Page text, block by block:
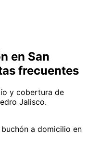
en San
frecuentes
y cobertura de
Jalisco.
a domicilio en